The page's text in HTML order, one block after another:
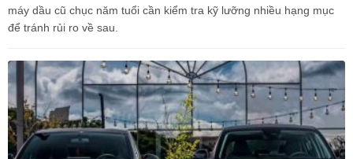
máy dầu cũ chục năm tuổi cần kiểm tra kỹ lưỡng nhiều hạng mục
để tránh rủi ro về sau.